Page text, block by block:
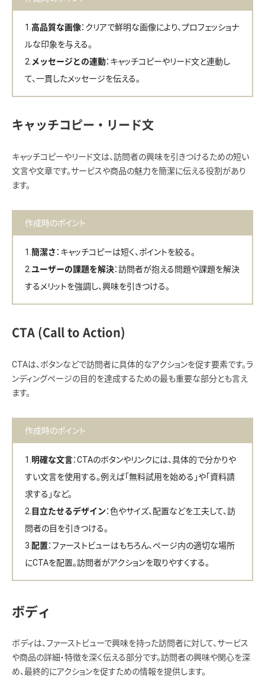
高品質な画像：クリアで鮮明な画像により、プロフェッショナ
ルな印象を与える。
メッセージとの連動：キャッチコピーやリード文と連動し
て、一貫したメッセージを伝える。
キャッチコピー・リード文
キャッチコピーやリード文は、訪問者の興味を引きつけるための短い
文言や文章です。サービスや商品の魅力を簡潔に伝える役割があり
ます。
作成時のポイント
簡潔さ ：キャッチコピーは短く、ポイントを絞る。
ユーザーの課題を解決：訪問者が抱える問題や課題を解決
するメリットを強調し、興味を引きつける。
CTA (Call to Action)
CTAは、ボタンなどで訪問者に具体的なアクションを促す要素です。ラ
ンディングページの目的を達成するための最も重要な部分とも言え
ます。
作成時のポイント
明確な文言：CTAのボタンやリンクには、具体的で分かりや
すい文言を使用する。例えば「無料試用を始める」や「資料請
求する」など。
目立たせるデザイン ：色やサイズ、配置などを工夫して、訪
問者の目を引きつける。
配置 ：ファーストビューはもちろん、ページ内の適切な場所
にCTAを配置。訪問者がアクションを取りやすくする。
ボディ
ボディは、ファーストビューで興味を持った訪問者に対して、サービス
や商品の詳細・特徴を深く伝える部分です。訪問者の興味や関心を深
め、最終的にアクションを促すための情報を提供します。